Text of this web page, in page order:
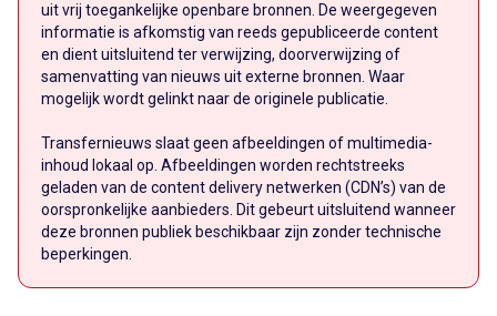
uit vrij toegankelijke openbare bronnen. De weergegeven
informatie is afkomstig van reeds gepubliceerde content
en dient uitsluitend ter verwijzing, doorverwijzing of
samenvatting van nieuws uit externe bronnen. Waar
mogelijk wordt gelinkt naar de originele publicatie.
Transfernieuws slaat geen afbeeldingen of multimedia-
inhoud lokaal op. Afbeeldingen worden rechtstreeks
geladen van de content delivery netwerken (CDN’s) van de
oorspronkelijke aanbieders. Dit gebeurt uitsluitend wanneer
deze bronnen publiek beschikbaar zijn zonder technische
beperkingen.